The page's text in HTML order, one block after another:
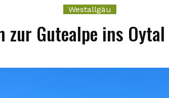
Westallgäu
zur Gutealpe ins